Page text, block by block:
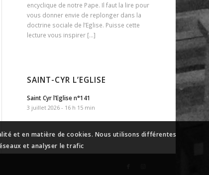
encyclique de notre Pape. Il faut la lire pour
vous donner envie de replonger dans la
doctrine sociale de l’Eglise. Puisse cette
lecture vous inspirer […]
SAINT-CYR L’EGLISE
Saint Cyr l’Eglise n°141
3 juillet 2026 - 16 h 15 min
et en matière de cookies. Nous utilisons différentes
et analyser le trafic